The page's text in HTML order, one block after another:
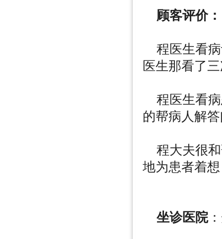
顾客评价：
程医生看病
医生那看了
程医生看病
的帮病人解
程大夫很和
地为患者着
坐诊医院